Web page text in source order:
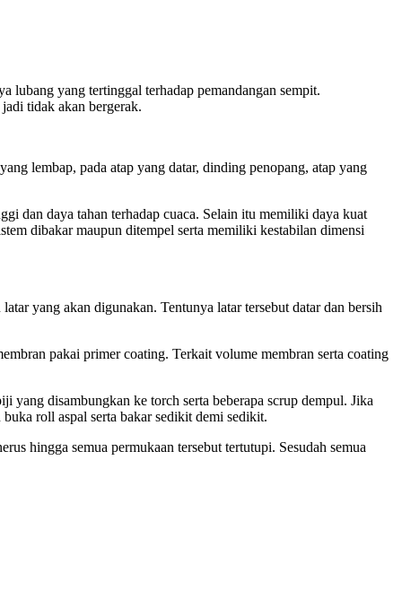
lubang yang tertinggal terhadap pemandangan sempit.
tidak akan bergerak.
lembap, pada atap yang datar, dinding penopang, atap yang
dan daya tahan terhadap cuaca. Selain itu memiliki daya kuat
dibakar maupun ditempel serta memiliki kestabilan dimensi
yang akan digunakan. Tentunya latar tersebut datar dan bersih
pakai primer coating. Terkait volume membran serta coating
yang disambungkan ke torch serta beberapa scrup dempul. Jika
roll aspal serta bakar sedikit demi sedikit.
hingga semua permukaan tersebut tertutupi. Sesudah semua